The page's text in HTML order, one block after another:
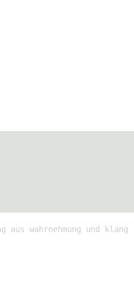
aus wahrnehmung und klang